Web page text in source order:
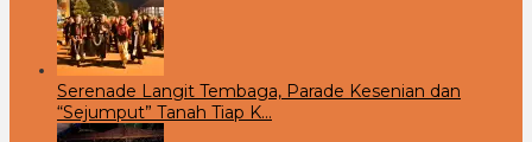
Serenade Langit Tembaga, Parade Kesenian dan
“Sejumput” Tanah Tiap K…